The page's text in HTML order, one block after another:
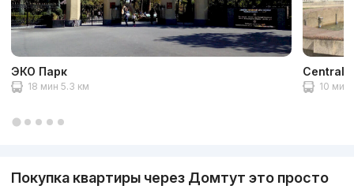
ЭКО Парк
18 мин 5.3 км
Central
10 мин
Покупка квартиры через Домтут это просто